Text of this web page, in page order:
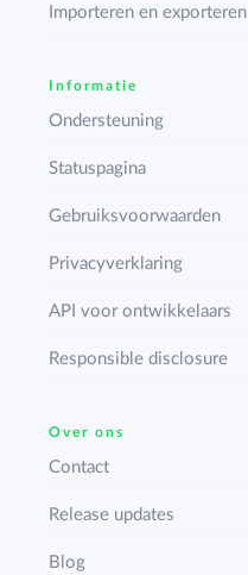
Importeren en exporteren
Informatie
Ondersteuning
Statuspagina
Gebruiksvoorwaarden
Privacyverklaring
API voor ontwikkelaars
Responsible disclosure
Over ons
Contact
Release updates
Blog